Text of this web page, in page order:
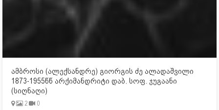
ამბროსი (ალექსანდრე) გიორგის ძე ალადაშვილი
1873-1955წწ არქიმანდრიტი დაბ. სოფ. ჯუგაანი
(სიღნაღი)
2 0